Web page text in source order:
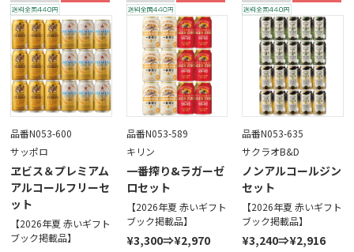
品番N053-600
サッポロ
ヱビス＆プレミアム
アルコールフリーセ
ット
【2026年夏 赤いギフト
ブック掲載品】
品番N053-589
キリン
一番搾り&ラガーゼ
ロセット
【2026年夏 赤いギフト
ブック掲載品】
¥3,300⇒¥2,970
品番N053-635
サクラオB&D
ノンアルコールジン
セット
【2026年夏 赤いギフト
ブック掲載品】
¥3,240⇒¥2,916